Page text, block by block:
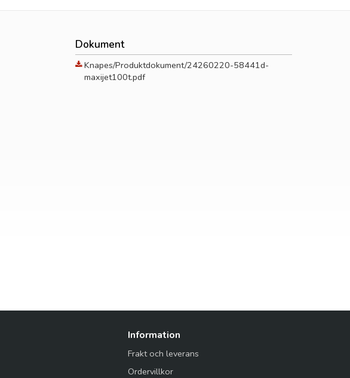
Dokument
Knapes/Produktdokument/24260220-58441d-
maxijet100t.pdf
Information
Frakt och leverans
Ordervillkor